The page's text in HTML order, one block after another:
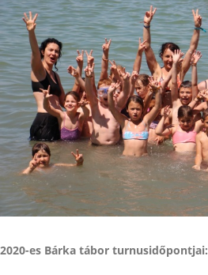
2020-es Bárka tábor turnusidőpontjai: